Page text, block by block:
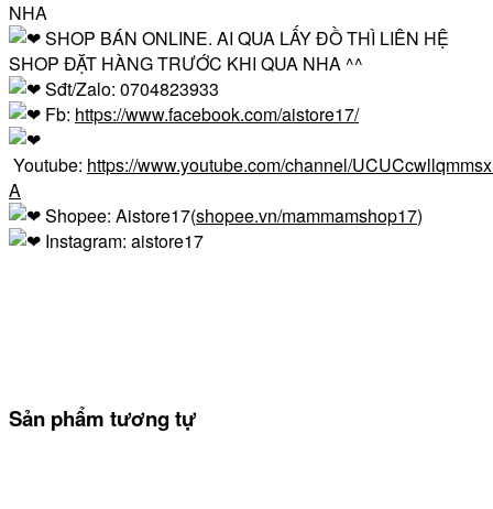
NHA
SHOP BÁN ONLINE. AI QUA LẤY ĐỒ THÌ LIÊN HỆ
SHOP ĐẶT HÀNG TRƯỚC KHI QUA NHA ^^
Sđt/Zalo: 0704823933
Fb: https://www.facebook.com/aistore17/
Youtube: https://www.youtube.com/channel/
A
Shopee: Aistore17(shopee.vn/mammamshop17)
Instagram: aistore17
Sản phẩm tương tự